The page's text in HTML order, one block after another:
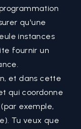
qu'une
instances
fournir un
et dans cette
qui coordonne
exemple,
Tu veux que